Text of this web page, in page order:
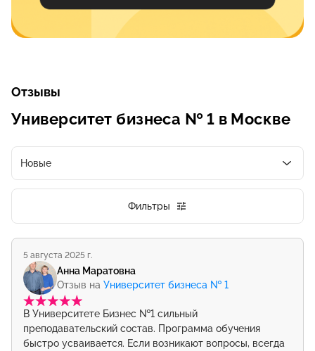
Отзывы
Университет бизнеса № 1 в Москве
Новые
Фильтры
Анна Маратовна
Отзыв на Университет бизнеса № 1
5 августа 2025 г.
В Университете Бизнес №1 сильный
преподавательский состав. Программа обучения
быстро усваивается. Если возникают вопросы, всегда